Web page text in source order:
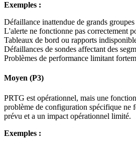
Exemples :
Défaillance inattendue de grands groupes
L'alerte ne fonctionne pas correctement
Tableaux de bord ou rapports
Défaillances de sondes affectant des
Problèmes de performance limitant
Moyen (P3)
PRTG est opérationnel, mais une
problème de configuration spécifique ne
prévu et a un impact opérationnel limité.
Exemples :